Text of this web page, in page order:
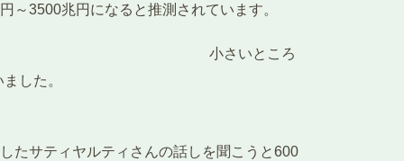
～3500兆円になると推測されています。
驚かされます。 小さいところ
した。
さんの話しを聞こうと600